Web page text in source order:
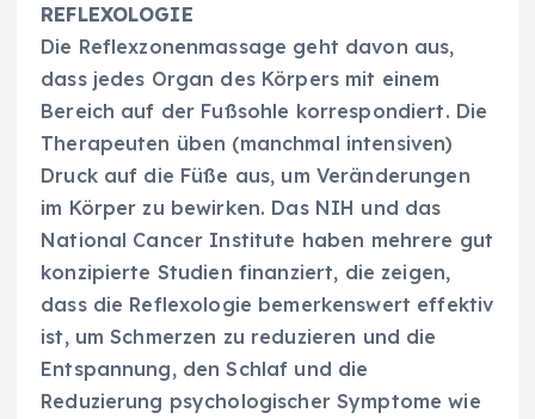
REFLEXOLOGIE
Die Reflexzonenmassage geht davon aus,
dass jedes Organ des Körpers mit einem
Bereich auf der Fußsohle korrespondiert. Die
Therapeuten üben (manchmal intensiven)
Druck auf die Füße aus, um Veränderungen
im Körper zu bewirken. Das NIH und das
National Cancer Institute haben mehrere gut
konzipierte Studien finanziert, die zeigen,
dass die Reflexologie bemerkenswert effektiv
ist, um Schmerzen zu reduzieren und die
Entspannung, den Schlaf und die
Reduzierung psychologischer Symptome wie